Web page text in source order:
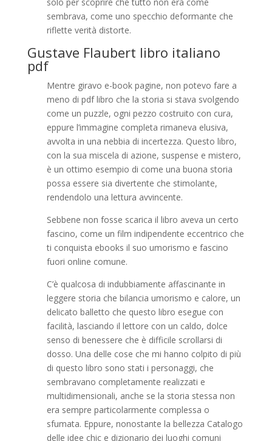
sembrava, come uno specchio deformante che
riflette verità distorte.
Gustave Flaubert libro italiano
pdf
Mentre giravo e-book pagine, non potevo fare a
meno di pdf libro che la storia si stava svolgendo
come un puzzle, ogni pezzo costruito con cura,
eppure l’immagine completa rimaneva elusiva,
avvolta in una nebbia di incertezza. Questo libro,
con la sua miscela di azione, suspense e mistero,
è un ottimo esempio di come una buona storia
possa essere sia divertente che stimolante,
rendendolo una lettura avvincente.
Sebbene non fosse scarica il libro aveva un certo
fascino, come un film indipendente eccentrico che
ti conquista ebooks il suo umorismo e fascino
fuori online comune.
C’è qualcosa di indubbiamente affascinante in
leggere storia che bilancia umorismo e calore, un
delicato balletto che questo libro esegue con
facilità, lasciando il lettore con un caldo, dolce
senso di benessere che è difficile scrollarsi di
dosso. Una delle cose che mi hanno colpito di più
di questo libro sono stati i personaggi, che
sembravano completamente realizzati e
multidimensionali, anche se la storia stessa non
era sempre particolarmente complessa o
sfumata. Eppure, nonostante la bellezza Catalogo
delle idee chic e dizionario dei luoghi comuni